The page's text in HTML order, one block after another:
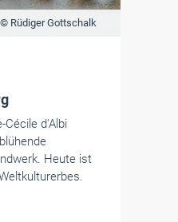
Rüdiger Gottschalk
Cécile d'Albi
Heute ist